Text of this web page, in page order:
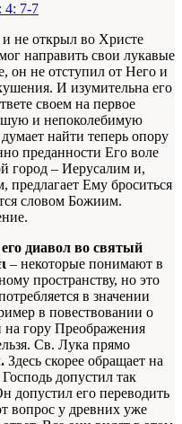
7-7
не открыл во Христе
направить свои лукавые
он не отступил от Heгo и
И изумительна его
своем на первое
и непоколебимую
найти теперь опору
преданности Его воле
город – Иерусалим и,
предлагает Ему броситься
словом Божиим.
диавол во святый
– некоторые понимают в
пространству, но это
в значении
в повествовании о
на гору Преображения
Св. Лука прямо
Здесь скорее обращает на
допустил так
допустил его переводить
вопрос у древних уже